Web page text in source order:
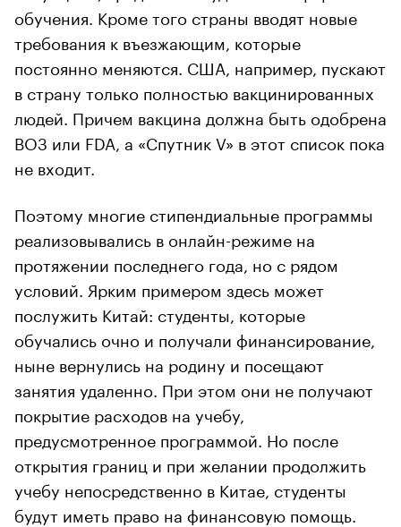
обучения. Кроме того страны вводят новые
требования к въезжающим, которые
постоянно меняются. США, например, пускают
в страну только полностью вакцинированных
людей. Причем вакцина должна быть одобрена
ВОЗ или FDA, а «Спутник V» в этот список пока
не входит.
Поэтому многие стипендиальные программы
реализовывались в онлайн-режиме на
протяжении последнего года, но с рядом
условий. Ярким примером здесь может
послужить Китай: студенты, которые
обучались очно и получали финансирование,
ныне вернулись на родину и посещают
занятия удаленно. При этом они не получают
покрытие расходов на учебу,
предусмотренное программой. Но после
открытия границ и при желании продолжить
учебу непосредственно в Китае, студенты
будут иметь право на финансовую помощь.